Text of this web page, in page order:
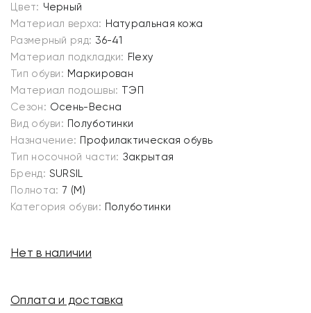
Цвет: Черный
Материал верха: Натуральная кожа
Размерный ряд: 36-41
Материал подкладки: Flexy
Тип обуви: Маркирован
Материал подошвы: ТЭП
Сезон: Осень-Весна
Вид обуви: Полуботинки
Назначение: Профилактическая обувь
Тип носочной части: Закрытая
Бренд: SURSIL
Полнота: 7 (M)
Категория обуви: Полуботинки
Нет в наличии
Оплата и доставка